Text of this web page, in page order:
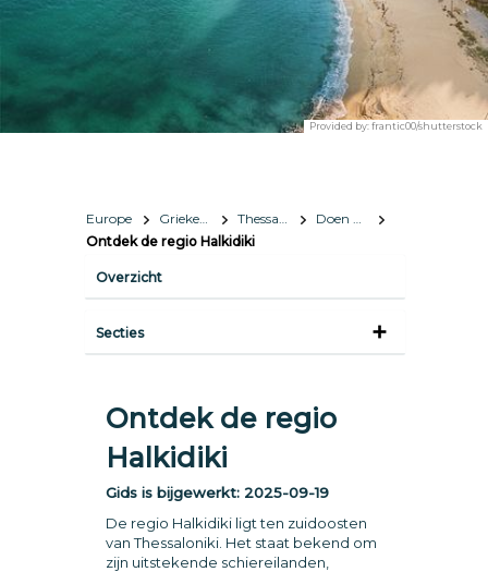
Provided by:frantic00/shutterstock
Europe Griekenland Thessaloniki
Doen & zien
Ontdek de regio Halkidiki
Overzicht
Secties
Ontdek de regio
Halkidiki
Gids is bijgewerkt: 2025-09-19
De regio Halkidiki ligt ten zuidoosten
van Thessaloniki. Het staat bekend om
zijn uitstekende schiereilanden,